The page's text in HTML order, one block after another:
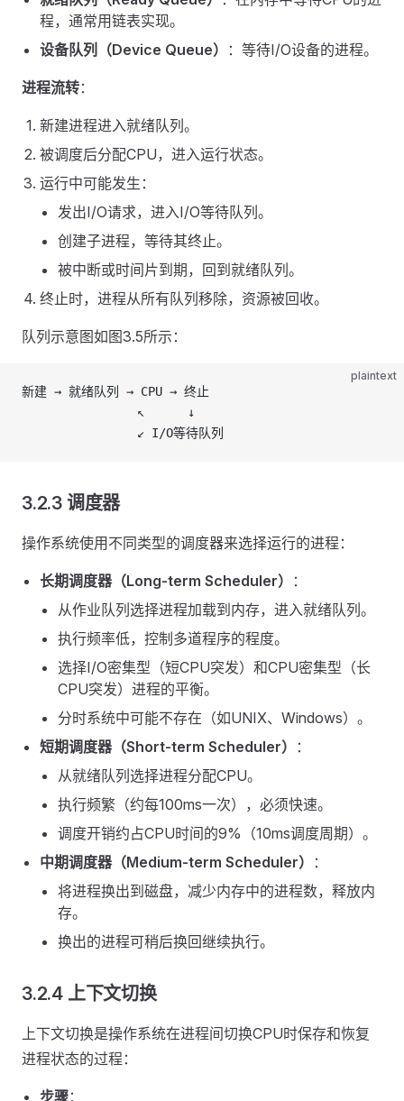
程，通常用链表实现。
设备队列（Device Queue）
：等待I/O设备的进程。
进程流转：
新建进程进入就绪队列。
被调度后分配CPU，进入运行状态。
运行中可能发生：
发出I/O请求，进入I/O等待队列。
创建子进程，等待其终止。
被中断或时间片到期，回到就绪队列。
终止时，进程从所有队列移除，资源被回收。
队列示意图如图3.5所示：
plaintext
新建 → 就绪队列 → CPU → 终止
                ↖      ↓
                ↙ I/O等待队列
3.2.3 调度器
操作系统使用不同类型的调度器来选择运行的进程：
长期调度器（Long-term Scheduler）
：
从作业队列选择进程加载到内存，进入就绪队列。
执行频率低，控制多道程序的程度。
选择I/O密集型（短CPU突发）和CPU密集型（长
CPU突发）进程的平衡。
分时系统中可能不存在（如UNIX、Windows）。
短期调度器（Short-term Scheduler）
：
从就绪队列选择进程分配CPU。
执行频繁（约每100ms一次），必须快速。
调度开销约占CPU时间的9%（10ms调度周期）。
中期调度器（Medium-term Scheduler）
：
将进程换出到磁盘，减少内存中的进程数，释放内
存。
换出的进程可稍后换回继续执行。
3.2.4 上下文切换
上下文切换是操作系统在进程间切换CPU时保存和恢复
进程状态的过程：
步骤：